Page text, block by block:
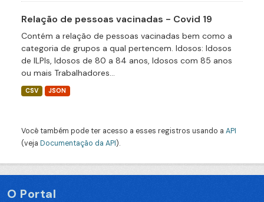
Relação de pessoas vacinadas - Covid 19
Contém a relação de pessoas vacinadas bem como a
categoria de grupos a qual pertencem. Idosos: Idosos
de ILPIs, Idosos de 80 a 84 anos, Idosos com 85 anos
ou mais Trabalhadores...
CSV JSON
Você também pode ter acesso a esses registros usando a API
(veja Documentação da API).
O Portal